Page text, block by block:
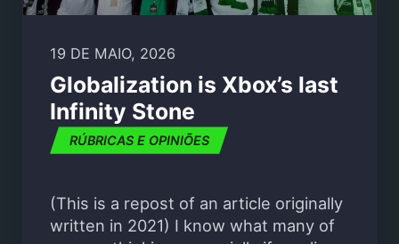
19 DE MAIO, 2026
Globalization is Xbox’s last
Infinity Stone
RÚBRICAS E OPINIÕES
(This is a repost of an article originally
written in 2021) I know what many of